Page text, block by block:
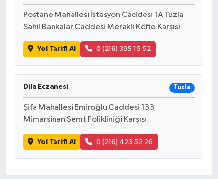
Postane Mahallesi İstasyon Caddesi 1A Tuzla
Sahil Bankalar Caddesi Meraklı Köfte Karşısı
Yol Tarifi Al 0 (216) 395 15 52
Dila Eczanesi Tuzla
Şifa Mahallesi Emiroğlu Caddesi 133
Mimarsinan Semt Polikliniği Karşısı
Yol Tarifi Al 0 (216) 423 52 26